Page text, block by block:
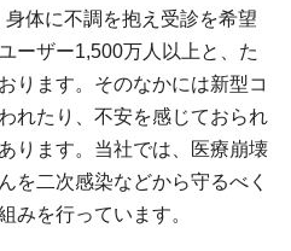
体に不調を抱え受診を希望
ーザー1,500万人以上と、た
ります。そのなかには新型コ
れたり、不安を感じておられ
ります。当社では、医療崩壊
を二次感染などから守るべく
みを行っています。